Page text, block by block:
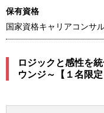
保有資格
国家資格キャリアコン
ロジックと感性を
ウンジ～【１名限定